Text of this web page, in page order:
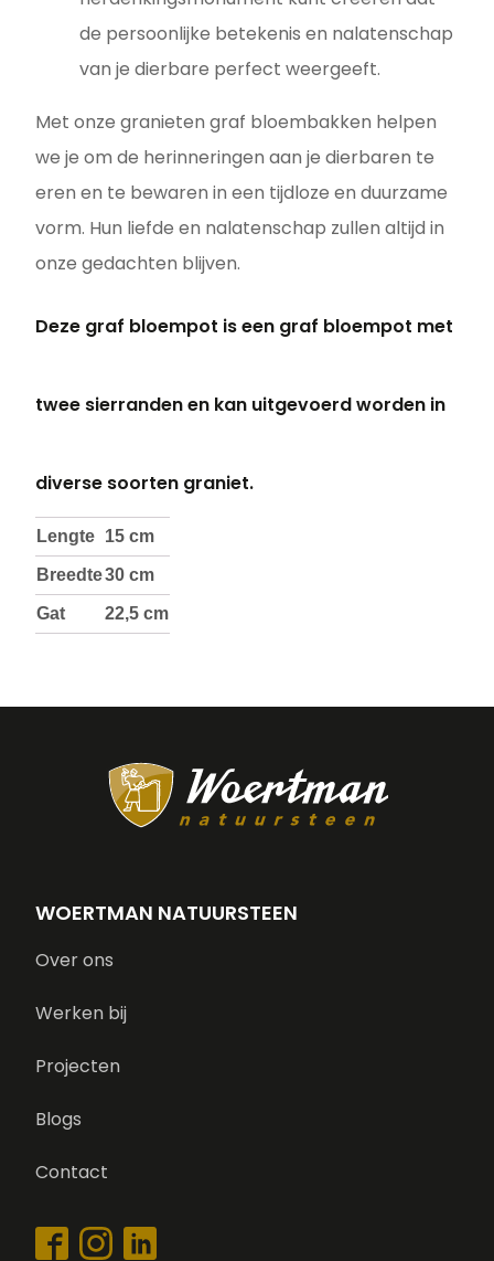
de persoonlijke betekenis en nalatenschap
van je dierbare perfect weergeeft.
Met onze granieten graf bloembakken helpen
we je om de herinneringen aan je dierbaren te
eren en te bewaren in een tijdloze en duurzame
vorm. Hun liefde en nalatenschap zullen altijd in
onze gedachten blijven.
Deze graf bloempot is een graf bloempot met
twee sierranden en kan uitgevoerd worden in
diverse soorten graniet.
Lengte 15 cm
Breedte30 cm
Gat 22,5 cm
WOERTMAN NATUURSTEEN
Over ons
Werken bij
Projecten
Blogs
Contact